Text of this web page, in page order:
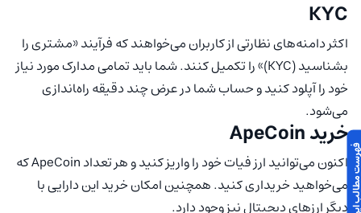
KYC
اکثر دامنه‌های نظارتی از کاربران می‌خواهند که فرآیند «مشتری را
بشناسید (KYC)» را تکمیل کنند. شما باید تمامی مدارک مورد نیاز
خود را آپلود کنید و حساب شما در عرض چند دقیقه راه‌‍اندازی
می‌شود.
خرید ApeCoin
اکنون می‌توانید ارز فیات خود را واریز کنید و هر تعداد ApeCoin که
می‌خواهید خریداری کنید. همچنین امکان خرید این دارایی با
دیگر ارزهای دیجیتال نیز وجود دارد. مقاله